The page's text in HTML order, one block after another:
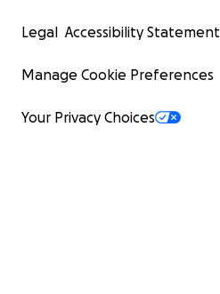
Legal Accessibility Statement
Manage Cookie Preferences
Your Privacy Choices